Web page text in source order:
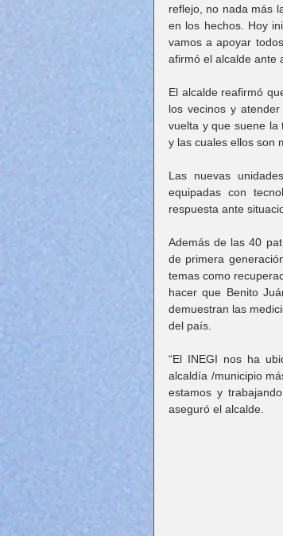
reflejo, no nada más
en los hechos. Hoy
vamos a apoyar
afirmó el alcalde ante
El alcalde reafirmó
los vecinos y
vuelta y que suene la
y las cuales ellos son
Las nuevas
equipadas con
respuesta ante
Además de las 40
de primera
temas como
hacer que Benito
demuestran las
del país.
“El INEGI nos ha
alcaldía /municipio
estamos y
aseguró el alcalde.